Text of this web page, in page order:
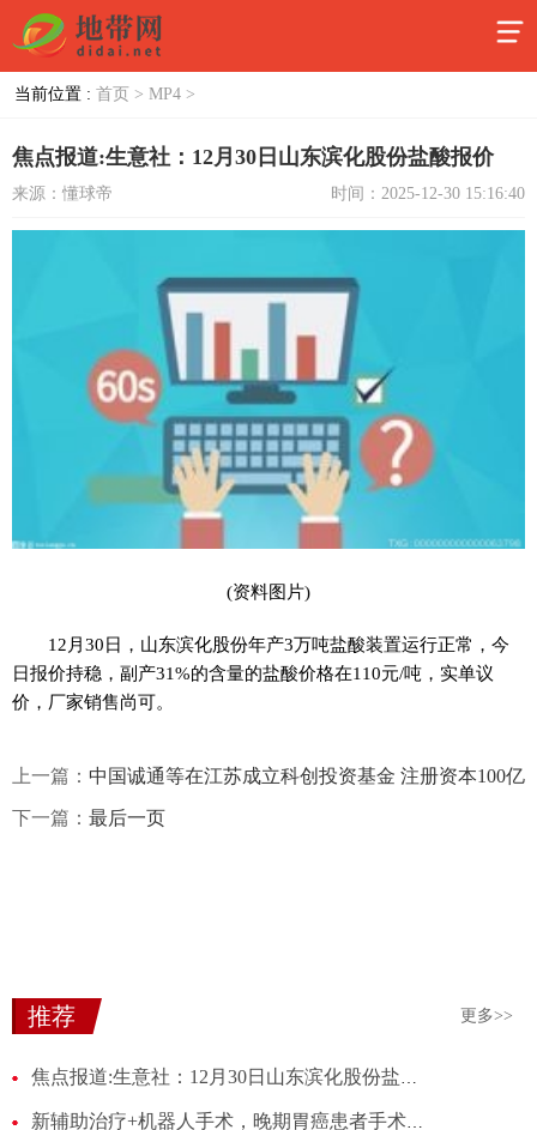
当前位置 : 首页 > MP4 >
焦点报道:生意社：12月30日山东滨化股份盐酸报价
来源：懂球帝 时间：2025-12-30 15:16:40
(资料图片)
12月30日，山东滨化股份年产3万吨盐酸装置运行正常，今
日报价持稳，副产31%的含量的盐酸价格在110元/吨，实单议
价，厂家销售尚可。
上一篇： 中国诚通等在江苏成立科创投资基金 注册资本100亿
下一篇： 最后一页
推荐 更多>>
焦点报道:生意社：12月30日山东滨化股份盐酸报价
新辅助治疗+机器人手术，晚期胃癌患者手术获成功